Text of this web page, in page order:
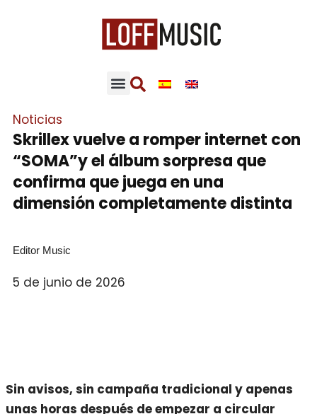
Noticias
Skrillex vuelve a romper internet con
“SOMA”y el álbum sorpresa que
confirma que juega en una
dimensión completamente distinta
Editor Music
5 de junio de 2026
Sin avisos, sin campaña tradicional y apenas
unas horas después de empezar a circular